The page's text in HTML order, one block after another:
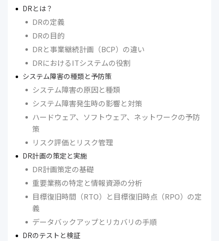
DRとは？
DRの定義
DRの目的
DRと事業継続計画（BCP）の違い
DRにおけるITシステムの役割
システム障害の種類と予防策
システム障害の原因と種類
システム障害発生時の影響と対策
ハードウェア、ソフトウェア、ネットワークの予防
策
リスク評価とリスク管理
DR計画の策定と実施
DR計画策定の基礎
重要業務の特定と情報資源の分析
目標復旧時間（RTO）と目標復旧時点（RPO）の定
義
データバックアップとリカバリの手順
DRのテストと検証